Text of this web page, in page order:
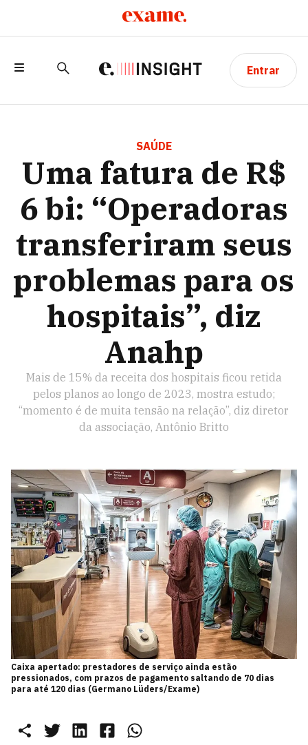
Entrar
TRANSFERIRAM SEUS PROBLEMAS PARA
OS HOSPITAIS”, DIZ ANAHP
SAÚDE
Uma fatura de R$
6 bi: “Operadoras
transferiram seus
problemas para os
hospitais”, diz
Anahp
Mais de 15% da receita dos hospitais ficou retida
pelos planos ao longo de 2023, mostra estudo;
“momento é de muita tensão na relação”, diz diretor
da associação, Antônio Britto
Caixa apertado: prestadores de serviço ainda estão
pressionados, com prazos de pagamento saltando de 70 dias
para até 120 dias (Germano Lüders/Exame)